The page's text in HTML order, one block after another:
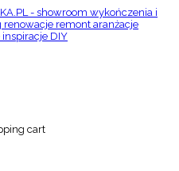
cart